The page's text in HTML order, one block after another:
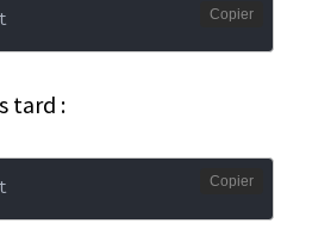
Copier
tard :
Copier